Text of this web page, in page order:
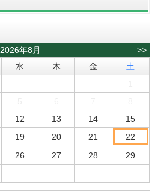
2026年8月
>>
水 木 金
土
12 13 14
15
19 20 21
22
26 27 28
29